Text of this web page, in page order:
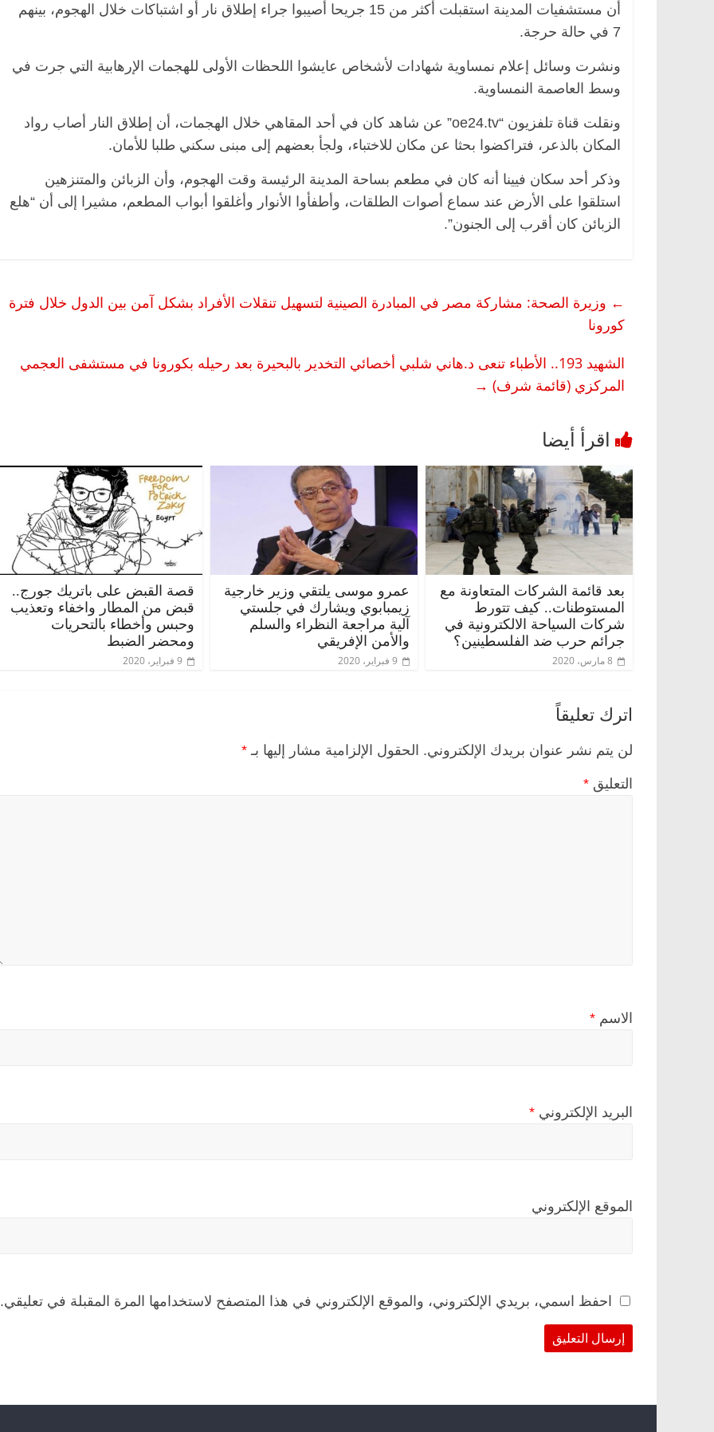
أن مستشفيات المدينة استقبلت أكثر من 15 جريحا أصيبوا جراء إطلاق نار أو اشتباكات خلال الهجوم، بينهم
7 في حالة حرجة.
ونشرت وسائل إعلام نمساوية شهادات لأشخاص عايشوا اللحظات الأولى للهجمات الإرهابية التي جرت في
وسط العاصمة النمساوية.
ونقلت قناة تلفزيون “oe24.tv” عن شاهد كان في أحد المقاهي خلال الهجمات، أن إطلاق النار أصاب رواد
المكان بالذعر، فتراكضوا بحثا عن مكان للاختباء، ولجأ بعضهم إلى مبنى سكني طلبا للأمان.
وذكر أحد سكان فيينا أنه كان في مطعم بساحة المدينة الرئيسة وقت الهجوم، وأن الزبائن والمتنزهين
استلقوا على الأرض عند سماع أصوات الطلقات، وأطفأوا الأنوار وأغلقوا أبواب المطعم، مشيرا إلى أن “هلع
الزبائن كان أقرب إلى الجنون”.
← وزيرة الصحة: مشاركة مصر في المبادرة الصينية لتسهيل تنقلات الأفراد بشكل آمن بين الدول خلال فترة
كورونا
الشهيد 193.. الأطباء تنعى د.هاني شلبي أخصائي التخدير بالبحيرة بعد رحيله بكورونا في مستشفى العجمي
المركزي (قائمة شرف) →
بعد قائمة الشركات المتعاونة مع
المستوطنات.. كيف تتورط
شركات السياحة الالكترونية في
جرائم حرب ضد الفلسطينين؟
8 مارس، 2020
عمرو موسى يلتقي وزير خارجية
زيمبابوي ويشارك في جلستي
آلية مراجعة النظراء والسلم
والأمن الإفريقي
9 فبراير، 2020
قصة القبض على باتريك جورج..
قبض من المطار واخفاء وتعذيب
وحبس وأخطاء بالتحريات
ومحضر الضبط
9 فبراير، 2020
اترك تعليقاً
لن يتم نشر عنوان بريدك الإلكتروني. الحقول الإلزامية مشار إليها بـ *
التعليق *
الاسم *
البريد الإلكتروني *
الموقع الإلكتروني
احفظ اسمي، بريدي الإلكتروني، والموقع الإلكتروني في هذا المتصفح لاستخدامها المرة المقبلة في تعليقي.